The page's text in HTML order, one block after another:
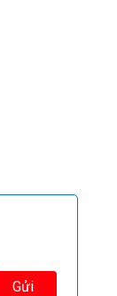
Gửi